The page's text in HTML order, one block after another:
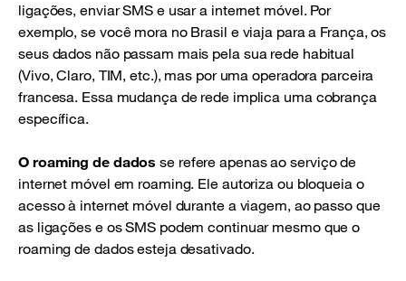
ligações, enviar SMS e usar a internet móvel. Por
exemplo, se você mora no Brasil e viaja para a França, os
seus dados não passam mais pela sua rede habitual
(Vivo, Claro, TIM, etc.), mas por uma operadora parceira
francesa. Essa mudança de rede implica uma cobrança
específica.
O roaming de dados se refere apenas ao serviço de
internet móvel em roaming. Ele autoriza ou bloqueia o
acesso à internet móvel durante a viagem, ao passo que
as ligações e os SMS podem continuar mesmo que o
roaming de dados esteja desativado.